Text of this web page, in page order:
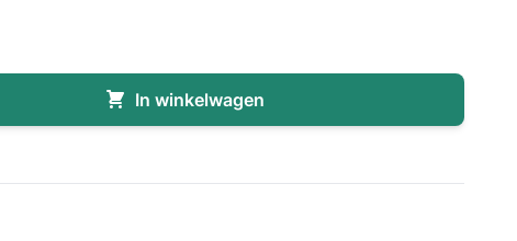
In winkelwagen